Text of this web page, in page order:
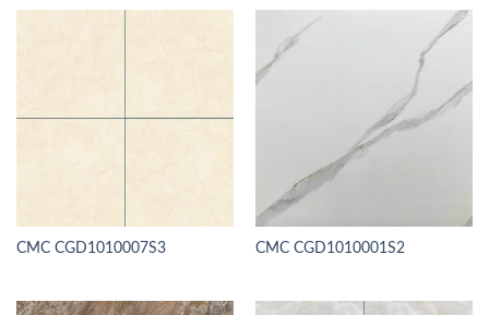
CMC CGD1010007S3 CMC CGD1010001S2